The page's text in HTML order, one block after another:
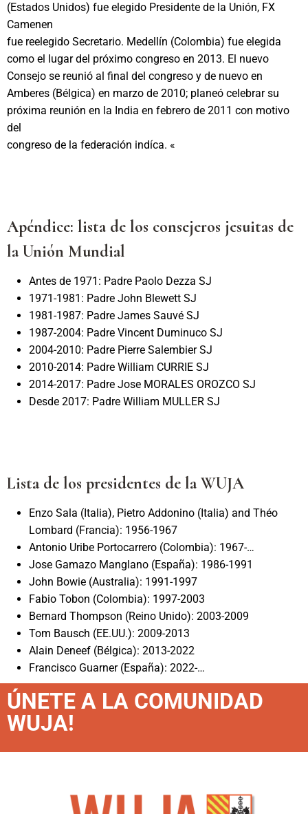
(Estados Unidos) fue elegido Presidente de la Unión, FX
Camenen
fue reelegido Secretario. Medellín (Colombia) fue elegida
como el lugar del próximo congreso en 2013. El nuevo
Consejo se reunió al final del congreso y de nuevo en
Amberes (Bélgica) en marzo de 2010; planeó celebrar su
próxima reunión en la India en febrero de 2011 con motivo
del
congreso de la federación indíca. «
Apéndice: lista de los consejeros jesuitas de
la Unión Mundial
Antes de 1971: Padre Paolo Dezza SJ
1971-1981: Padre John Blewett SJ
1981-1987: Padre James Sauvé SJ
1987-2004: Padre Vincent Duminuco SJ
2004-2010: Padre Pierre Salembier SJ
2010-2014: Padre William CURRIE SJ
2014-2017: Padre Jose MORALES OROZCO SJ
Desde 2017: Padre William MULLER SJ
Lista de los presidentes de la WUJA
Enzo Sala (Italia), Pietro Addonino (Italia) and Théo
Lombard (Francia): 1956-1967
Antonio Uribe Portocarrero (Colombia): 1967-…
Jose Gamazo Manglano (España): 1986-1991
John Bowie (Australia): 1991-1997
Fabio Tobon (Colombia): 1997-2003
Bernard Thompson (Reino Unido): 2003-2009
Tom Bausch (EE.UU.): 2009-2013
Alain Deneef (Bélgica): 2013-2022
Francisco Guarner (España): 2022-…
ÚNETE A LA COMUNIDAD
WUJA!